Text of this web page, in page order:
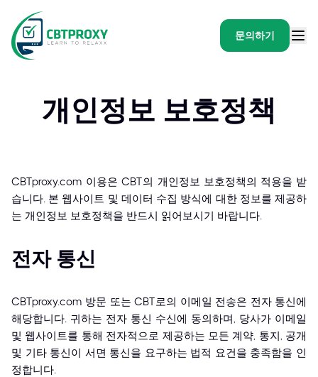
문의하기
개인정보 보호정책
CBTproxy.com 이용은 CBT의 개인정보 보호정책의 적용을 받
습니다. 본 웹사이트 및 데이터 수집 방식에 대한 정보를 제공하
는 개인정보 보호정책을 반드시 읽어보시기 바랍니다.
전자 통신
CBTproxy.com 방문 또는 CBT로의 이메일 전송은 전자 통신에
해당합니다. 귀하는 전자 통신 수신에 동의하며, 당사가 이메일
및 웹사이트를 통해 전자적으로 제공하는 모든 계약, 통지, 공개
및 기타 통신이 서면 통신을 요구하는 법적 요건을 충족함을 인
정합니다.